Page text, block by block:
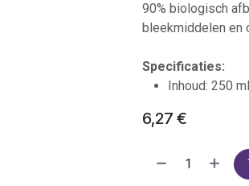
90% biologisch
bleekmiddelen en
Specificaties:
Inhoud: 250 ml
6,27 €